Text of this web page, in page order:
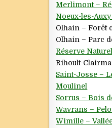
Merlimont –
Noeux-les-
Olhain – Forêt
Olhain – Parc
Réserve
Rihoult-
Saint-Josse –
Moulinel
Sorrus – Bois
Wavrans –
Wimille –